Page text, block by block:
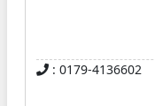
: 0179-4136602